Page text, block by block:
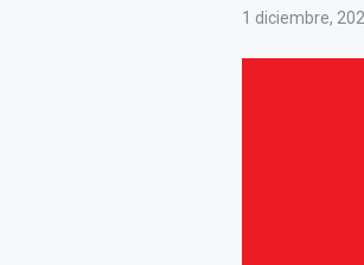
1 diciembre,